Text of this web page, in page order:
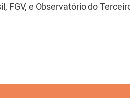
FGV, e Observatório do